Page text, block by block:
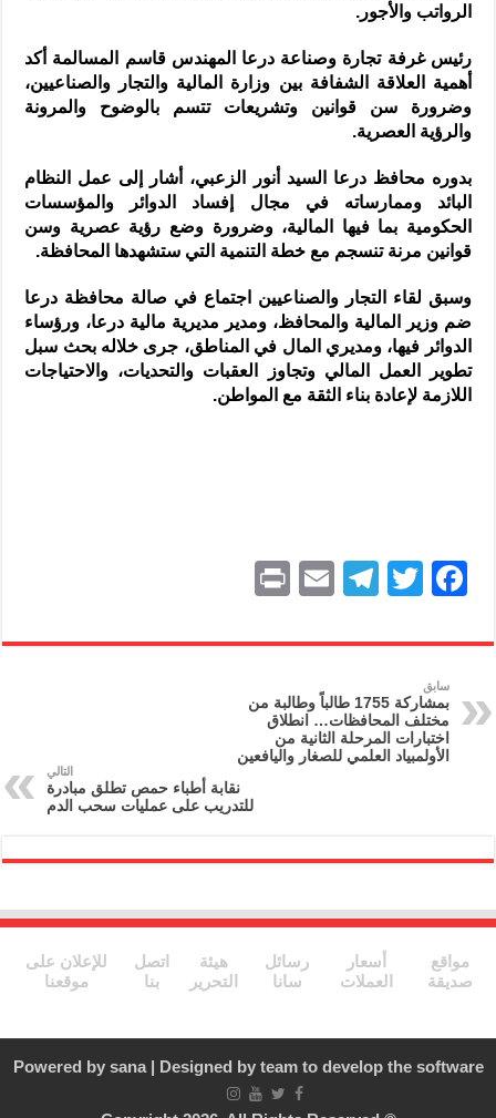
الرواتب والأجور.
رئيس غرفة تجارة وصناعة درعا المهندس قاسم المسالمة أكد
أهمية العلاقة الشفافة بين وزارة المالية والتجار والصناعيين،
وضرورة سن قوانين وتشريعات تتسم بالوضوح والمرونة
والرؤية العصرية.
بدوره محافظ درعا السيد أنور الزعبي، أشار إلى عمل النظام
البائد وممارساته في مجال إفساد الدوائر والمؤسسات
الحكومية بما فيها المالية، وضرورة وضع رؤية عصرية وسن
قوانين مرنة تنسجم مع خطة التنمية التي ستشهدها المحافظة.
وسبق لقاء التجار والصناعيين اجتماع في صالة محافظة درعا
ضم وزير المالية والمحافظ، ومدير مديرية مالية درعا، ورؤساء
الدوائر فيها، ومديري المال في المناطق، جرى خلاله بحث سبل
تطوير العمل المالي وتجاوز العقبات والتحديات، والاحتياجات
اللازمة لإعادة بناء الثقة مع المواطن.
F
c
e
b
o
T
itt
T
e
gr
a
m
E
ai
l
nt
سابق
بمشاركة 1755 طالباً وطالبة من
مختلف المحافظات… انطلاق
اختبارات المرحلة الثانية من
الأولمبياد العلمي للصغار واليافعين
التالي
نقابة أطباء حمص تطلق مبادرة
للتدريب على عمليات سحب الدم
مواقع
صديقة
أسعار
العملات
رسائل
سانا
هيئة
التحرير
اتصل
بنا
للإعلان على
موقعنا
Powered by sana| Designed by team to develop the software